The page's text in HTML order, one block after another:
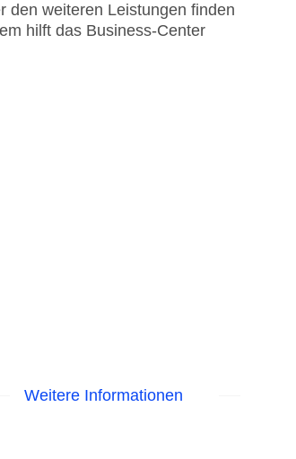
den weiteren Leistungen finden
hilft das Business-Center
Weitere Informationen